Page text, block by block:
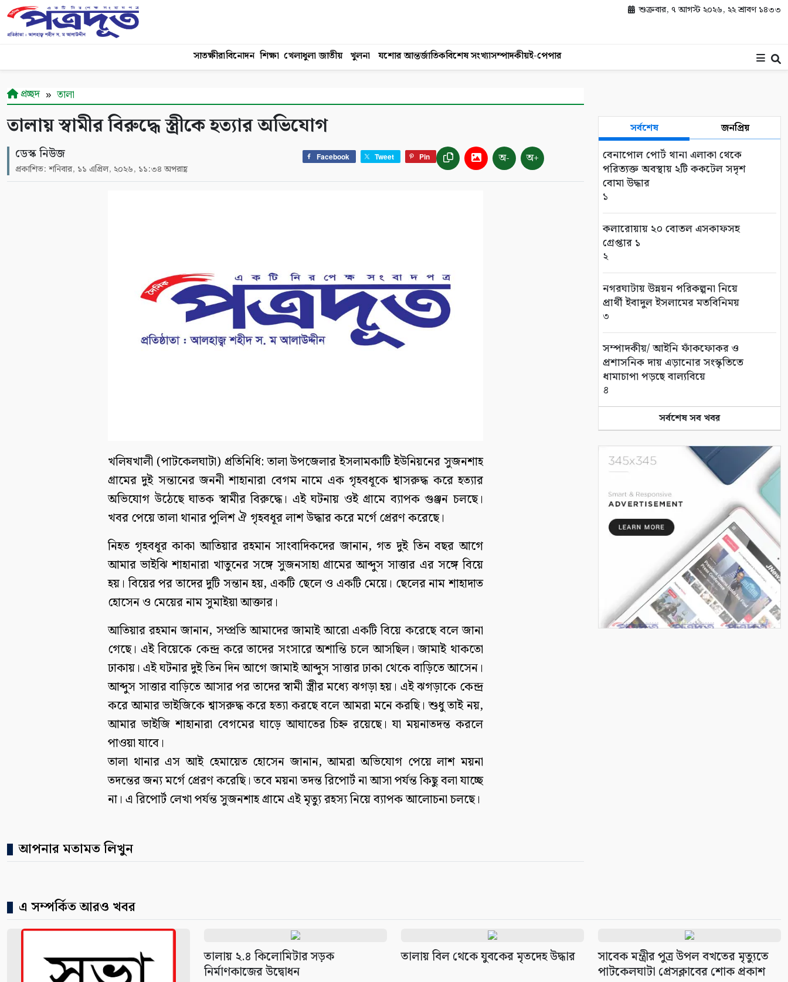
শুক্রবার, ৭ আগস্ট ২০২৬, ২২ শ্রাবণ ১৪৩৩
সাতক্ষীরাবিনোদন শিক্ষা খেলাধুলা জাতীয় খুলনা যশোর আন্তর্জাতিকবিশেষ সংখ্যাসম্পাদকীয়ই-পেপার
প্রচ্ছদ তালা
তালায় স্বামীর বিরুদ্ধে স্ত্রীকে হত্যার অভিযোগ
ডেস্ক নিউজ
প্রকাশিত: শনিবার, ১১ এপ্রিল, ২০২৬, ১১:৩৪ অপরাহ্ণ
Facebook Tweet Pin অ- অ+
খলিষখালী (পাটকেলঘাটা) প্রতিনিধি: তালা উপজেলার ইসলামকাটি ইউনিয়নের সুজনশাহ
গ্রামের দুই সন্তানের জননী শাহানারা বেগম নামে এক গৃহবধূকে শ্বাসরুদ্ধ করে হত্যার
অভিযোগ উঠেছে ঘাতক স্বামীর বিরুদ্ধে। এই ঘটনায় ওই গ্রামে ব্যাপক গুঞ্জন চলছে।
খবর পেয়ে তালা থানার পুলিশ ঐ গৃহবধূর লাশ উদ্ধার করে মর্গে প্রেরণ করেছে।
নিহত গৃহবধূর কাকা আতিয়ার রহমান সাংবাদিকদের জানান, গত দুই তিন বছর আগে
আমার ভাইঝি শাহানারা খাতুনের সঙ্গে সুজনসাহা গ্রামের আব্দুস সাত্তার এর সঙ্গে বিয়ে
হয়। বিয়ের পর তাদের দুটি সন্তান হয়, একটি ছেলে ও একটি মেয়ে। ছেলের নাম শাহাদাত
হোসেন ও মেয়ের নাম সুমাইয়া আক্তার।
আতিয়ার রহমান জানান, সম্প্রতি আমাদের জামাই আরো একটি বিয়ে করেছে বলে জানা
গেছে। এই বিয়েকে কেন্দ্র করে তাদের সংসারে অশান্তি চলে আসছিল। জামাই থাকতো
ঢাকায়। এই ঘটনার দুই তিন দিন আগে জামাই আব্দুস সাত্তার ঢাকা থেকে বাড়িতে আসেন।
আব্দুস সাত্তার বাড়িতে আসার পর তাদের স্বামী স্ত্রীর মধ্যে ঝগড়া হয়। এই ঝগড়াকে কেন্দ্র
করে আমার ভাইজিকে শ্বাসরুদ্ধ করে হত্যা করছে বলে আমরা মনে করছি। শুধু তাই নয়,
আমার ভাইজি শাহানারা বেগমের ঘাড়ে আঘাতের চিহ্ন রয়েছে। যা ময়নাতদন্ত করলে
পাওয়া যাবে।
তালা থানার এস আই হেমায়েত হোসেন জানান, আমরা অভিযোগ পেয়ে লাশ ময়না
তদন্তের জন্য মর্গে প্রেরণ করেছি। তবে ময়না তদন্ত রিপোর্ট না আসা পর্যন্ত কিছু বলা যাচ্ছে
না। এ রিপোর্ট লেখা পর্যন্ত সুজনশাহ গ্রামে এই মৃত্যু রহস্য নিয়ে ব্যাপক আলোচনা চলছে।
আপনার মতামত লিখুন
সর্বশেষ জনপ্রিয়
বেনাপোল পোর্ট থানা এলাকা থেকে
পরিত্যক্ত অবস্থায় ২টি ককটেল সদৃশ
বোমা উদ্ধার
১
কলারোয়ায় ২০ বোতল এসকাফসহ
গ্রেপ্তার ১
২
নগরঘাটায় উন্নয়ন পরিকল্পনা নিয়ে
প্রার্থী ইবাদুল ইসলামের মতবিনিময়
৩
সম্পাদকীয়/ আইনি ফাঁকফোকর ও
প্রশাসনিক দায় এড়ানোর সংস্কৃতিতে
ধামাচাপা পড়ছে বাল্যবিয়ে
৪
কলারোয়ায় দুর্বৃত্তের কোপে নিঃস্ব
৫
সড়ক পথে চাঁদাবাজি বন্ধে সর্বোচ্চ
কঠোর অবস্থান: বাস ও ট্রাক মালিক
সমিতির সাথে জেলা পুলিশের
মতবিনিময়
কলারোয়ার জয়নগরে সরকারি গাছ
আত্মসাতের চেষ্টা, এলাকাবাসীর
বাধার মুখে পন্ড
৭
সর্বশেষ সব খবর
এ সম্পর্কিত আরও খবর
তালায় ২.৪ কিলোমিটার সড়ক
নির্মাণকাজের উদ্বোধন
তালায় বিল থেকে যুবকের মৃতদেহ উদ্ধার
সাবেক মন্ত্রীর পুত্র উপল বখতের মৃত্যুতে
পাটকেলঘাটা প্রেসক্লাবের শোক প্রকাশ